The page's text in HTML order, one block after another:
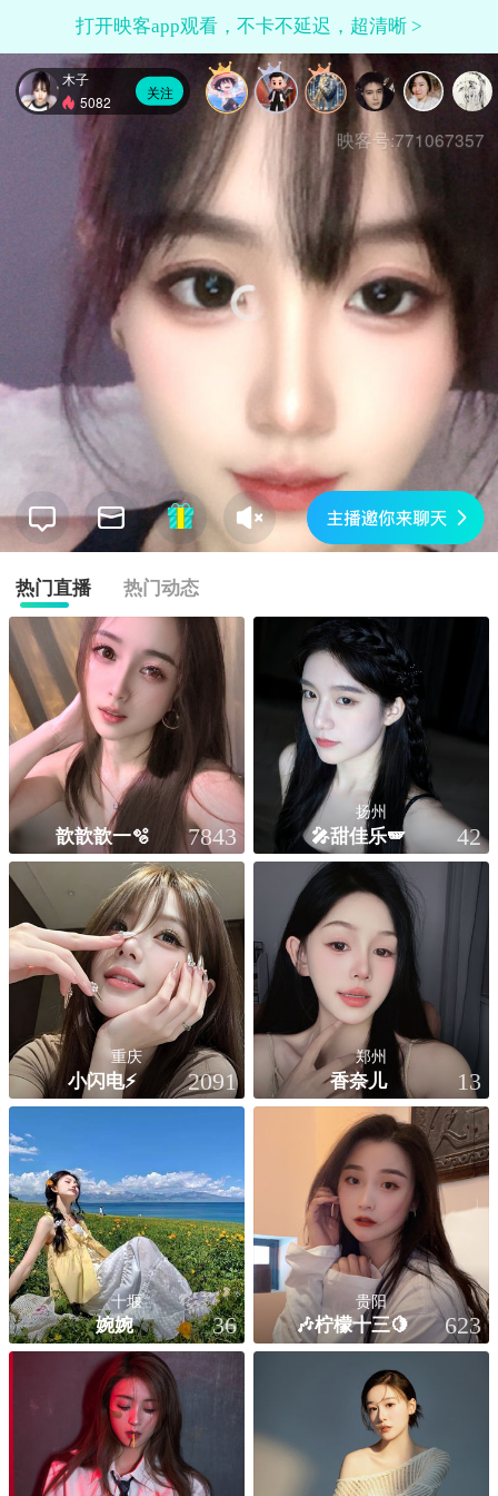
打开映客app观看，不卡不延迟，超清晰 >
木子
5082
关注
映客号:771067357
热门直播 热门动态
歆歆歆一🫧 7843
扬州
🎤甜佳乐🪽 42
重庆
小闪电⚡️ 2091
郑州
香奈儿 13
十堰
婉婉 36
贵阳
🎶柠檬十三🍋 623